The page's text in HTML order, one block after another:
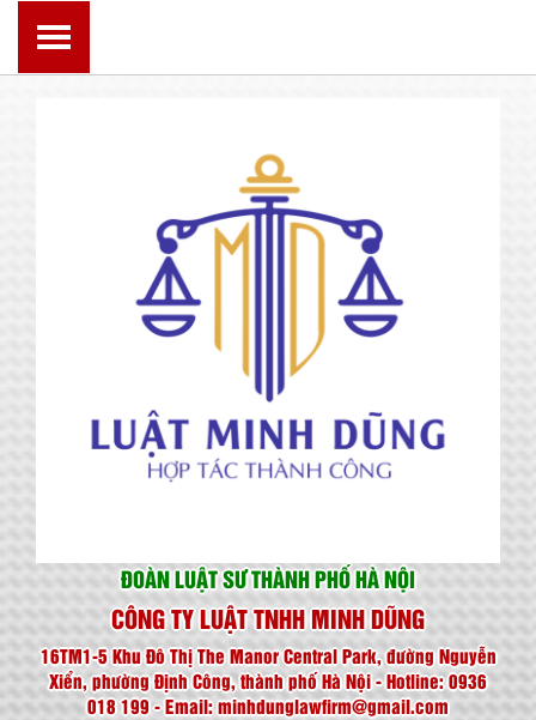
ĐOÀN LUẬT SƯ THÀNH PHỐ HÀ NỘI
CÔNG TY LUẬT TNHH MINH DŨNG
16TM1-5 Khu Đô Thị The Manor Central Park, đường Nguyễn
Xiển, phường Định Công, thành phố Hà Nội - Hotline: 0936
018 199 - Email: minhdunglawfirm@gmail.com